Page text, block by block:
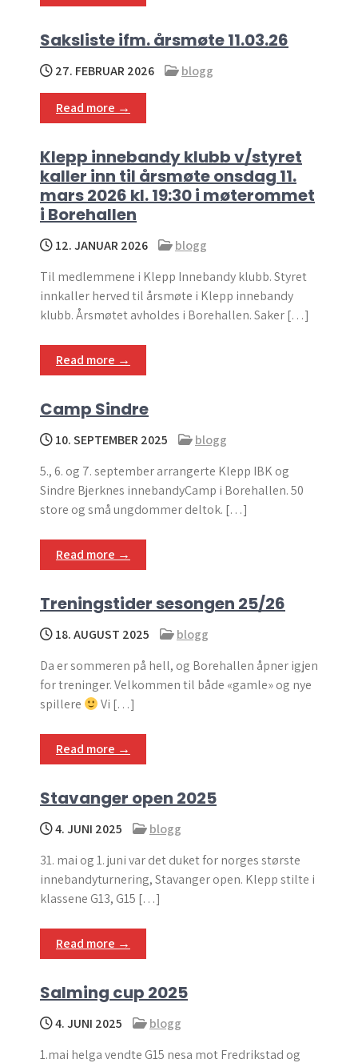
Saksliste ifm. årsmøte 11.03.26
27. FEBRUAR 2026 blogg
Read more →
Klepp innebandy klubb v/styret
kaller inn til årsmøte onsdag 11.
mars 2026 kl. 19:30 i møterommet
i Borehallen
12. JANUAR 2026
blogg
Til medlemmene i Klepp Innebandy klubb. Styret
innkaller herved til årsmøte i Klepp innebandy
klubb. Årsmøtet avholdes i Borehallen. Saker […]
Read more →
Camp Sindre
10. SEPTEMBER 2025
blogg
5., 6. og 7. september arrangerte Klepp IBK og
Sindre Bjerknes innebandyCamp i Borehallen. 50
store og små ungdommer deltok. […]
Read more →
Treningstider sesongen 25/26
18. AUGUST 2025
blogg
Da er sommeren på hell, og Borehallen åpner igjen
for treninger. Velkommen til både «gamle» og nye
spillere
Vi […]
Read more →
Stavanger open 2025
4. JUNI 2025
blogg
31. mai og 1. juni var det duket for norges største
innebandyturnering, Stavanger open. Klepp stilte i
klassene G13, G15 […]
Read more →
Salming cup 2025
4. JUNI 2025
blogg
1.mai helga vendte G15 nesa mot Fredrikstad og